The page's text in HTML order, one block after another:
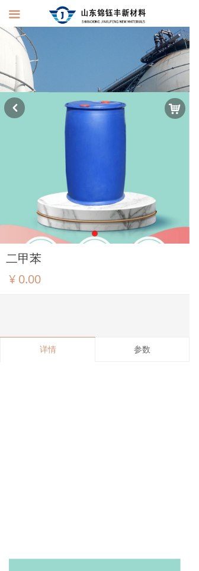
끀
二甲苯
¥ 0.00
详情 参数
낒 낙